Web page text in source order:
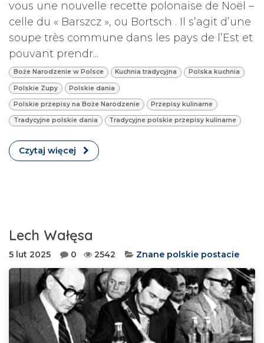
vous une nouvelle recette polonaise de Noël –
celle du « Barszcz », ou Bortsch . Il s’agit d’une
soupe très commune dans les pays de l’Est et
pouvant prendr...
Boże Narodzenie w Polsce Kuchnia tradycyjna Polska kuchnia
Polskie Zupy Polskie dania
Polskie przepisy na Boże Narodzenie Przepisy kulinarne
Tradycyjne polskie dania Tradycyjne polskie przepisy kulinarne
Czytaj więcej
Lech Wałęsa
5 lut 2025 0 2542 Znane polskie postacie